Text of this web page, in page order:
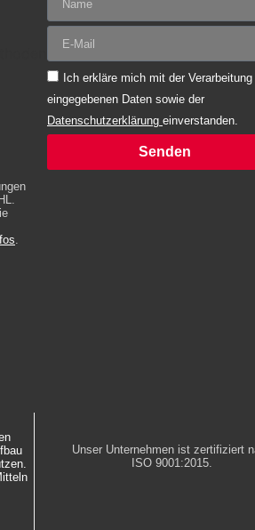
.
Ich erkläre mich mit der Verarbeitung
eingegebenen Daten sowie der
Datenschutzerklärung einverstanden.
Senden
Unser Unternehmen ist zertifiziert
ISO 9001:2015.